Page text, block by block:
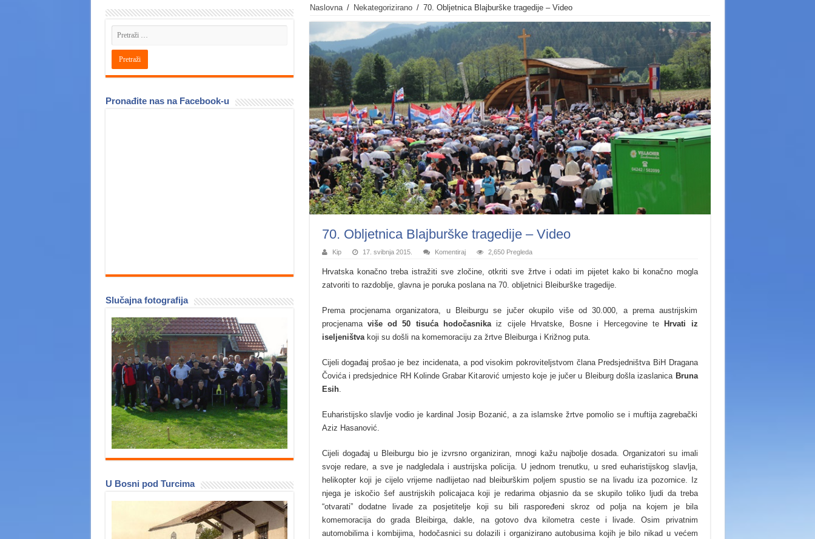
Naslovna / Nekategorizirano / 70. Obljetnica Blajburške tragedije – Video
70. Obljetnica Blajburške tragedije – Video
Kip 17. svibnja 2015. Komentiraj 2,650 Pregleda
Hrvatska konačno treba istražiti sve zločine, otkriti sve žrtve i odati im pijetet kako bi konačno mogla
zatvoriti to razdoblje, glavna je poruka poslana na 70. obljetnici Bleiburške tragedije.
Prema procjenama organizatora, u Bleiburgu se jučer okupilo više od 30.000, a prema austrijskim
procjenamaviše od 50 tisuća hodočasnikaiz cijele Hrvatske, Bosne i Hercegovine teHrvati iz
iseljeništvakoji su došli na komemoraciju za žrtve Bleiburga i Križnog puta.
Cijeli događaj prošao je bez incidenata, a pod visokim pokroviteljstvom člana Predsjedništva BiH Dragana
Čovića i predsjednice RH Kolinde Grabar Kitarović umjesto koje je jučer u Bleiburg došla izaslanica Bruna
Esih.
Euharistijsko slavlje vodio je kardinal Josip Bozanić, a za islamske žrtve pomolio se i muftija zagrebački
Aziz Hasanović.
Cijeli događaj u Bleiburgu bio je izvrsno organiziran, mnogi kažu najbolje dosada. Organizatori su imali
svoje redare, a sve je nadgledala i austrijska policija. U jednom trenutku, u sred euharistijskog slavlja,
helikopter koji je cijelo vrijeme nadlijetao nad bleiburškim poljem spustio se na livadu iza pozornice. Iz
njega je iskočio šef austrijskih policajaca koji je redarima objasnio da se skupilo toliko ljudi da treba
“otvarati” dodatne livade za posjetitelje koji su bili raspoređeni skroz od polja na kojem je bila
komemoracija do grada Bleibirga, dakle, na gotovo dva kilometra ceste i livade. Osim privatnim
automobilima i kombijima, hodočasnici su dolazili i organizirano autobusima kojih je bilo nikad u većem
Pronađite nas na Facebook-u
Slučajna fotografija
U Bosni pod Turcima